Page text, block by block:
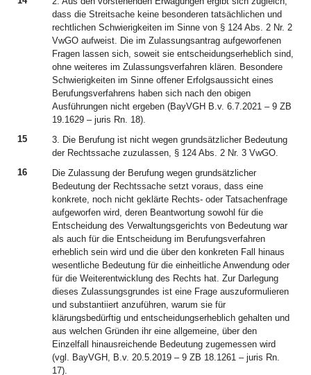
dass die Streitsache keine besonderen tatsächlichen und
rechtlichen Schwierigkeiten im Sinne von § 124 Abs. 2 Nr. 2
VwGO aufweist. Die im Zulassungsantrag aufgeworfenen
Fragen lassen sich, soweit sie entscheidungserheblich sind,
ohne weiteres im Zulassungsverfahren klären. Besondere
Schwierigkeiten im Sinne offener Erfolgsaussicht eines
Berufungsverfahrens haben sich nach den obigen
Ausführungen nicht ergeben (BayVGH B.v. 6.7.2021 – 9 ZB
19.1629 – juris Rn. 18).
15
3. Die Berufung ist nicht wegen grundsätzlicher Bedeutung
der Rechtssache zuzulassen, § 124 Abs. 2 Nr. 3 VwGO.
16
Die Zulassung der Berufung wegen grundsätzlicher
Bedeutung der Rechtssache setzt voraus, dass eine
konkrete, noch nicht geklärte Rechts- oder Tatsachenfrage
aufgeworfen wird, deren Beantwortung sowohl für die
Entscheidung des Verwaltungsgerichts von Bedeutung war
als auch für die Entscheidung im Berufungsverfahren
erheblich sein wird und die über den konkreten Fall hinaus
wesentliche Bedeutung für die einheitliche Anwendung oder
für die Weiterentwicklung des Rechts hat. Zur Darlegung
dieses Zulassungsgrundes ist eine Frage auszuformulieren
und substantiiert anzuführen, warum sie für
klärungsbedürftig und entscheidungserheblich gehalten und
aus welchen Gründen ihr eine allgemeine, über den
Einzelfall hinausreichende Bedeutung zugemessen wird
(vgl. BayVGH, B.v. 20.5.2019 – 9 ZB 18.1261 – juris Rn.
17).